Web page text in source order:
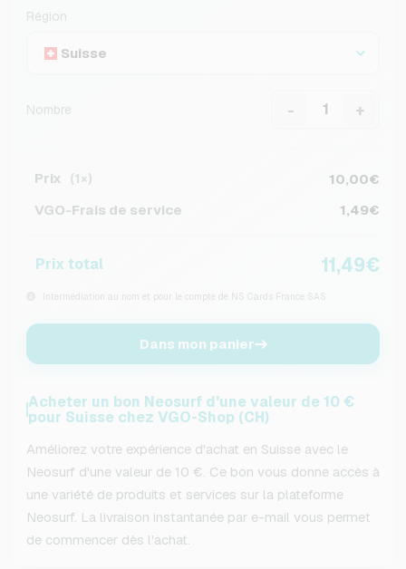
Région
Suisse
Nombre - +
Prix (1×)
10,00€
VGO-Frais de service
1,49€
Prix total 11,49€
Intermédiation au nom et pour le compte de NS Cards France SAS
Dans mon panier
Acheter un bon Neosurf d'une valeur de 10 €
pour Suisse chez VGO-Shop (CH)
Améliorez votre expérience d'achat en Suisse avec le
Neosurf d'une valeur de 10 €. Ce bon vous donne accès à
une variété de produits et services sur la plateforme
Neosurf. La livraison instantanée par e-mail vous permet
de commencer dès l'achat.